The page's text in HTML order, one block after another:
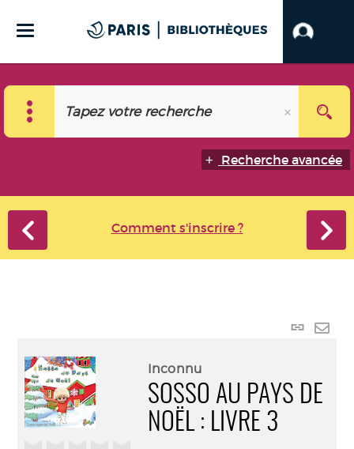
Recherche avancée
Comment s'inscrire ?
Lien
mail
Inconnu
SOSSO AU PAYS DE
NOËL : LIVRE 3